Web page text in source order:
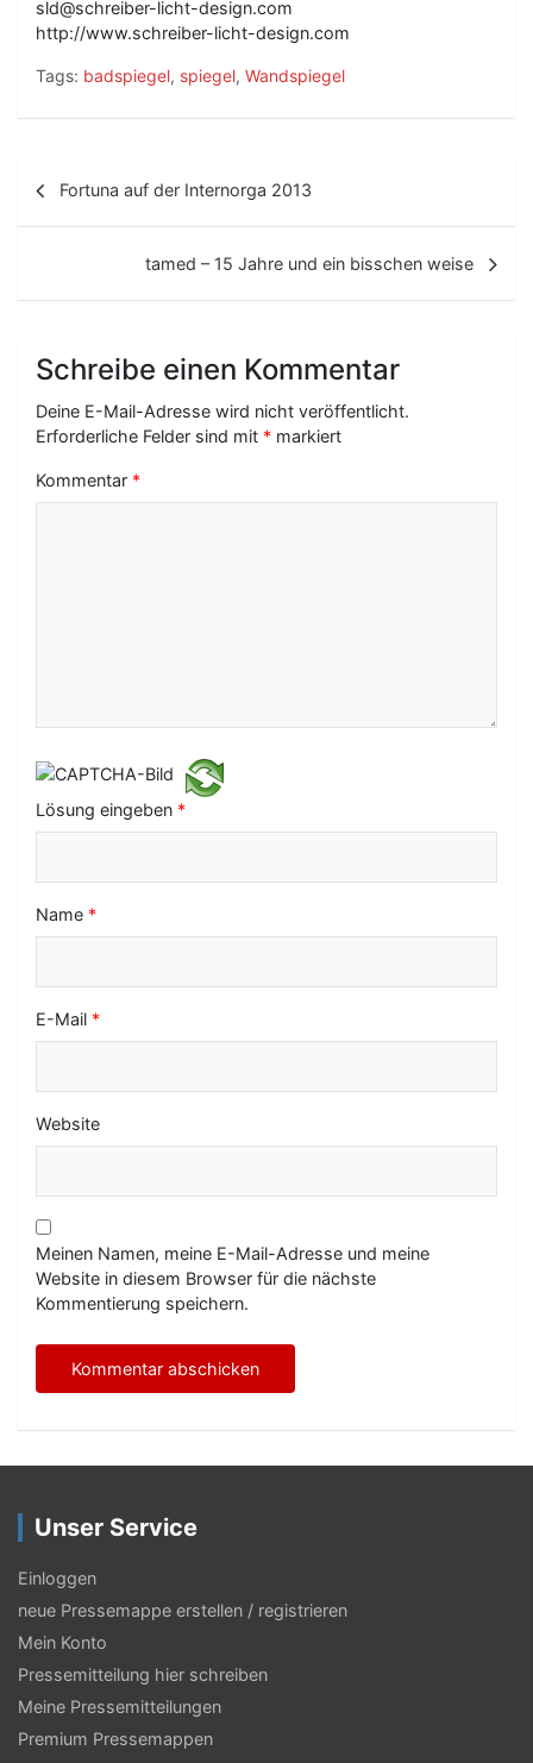
sld@schreiber-licht-design.com
http://www.schreiber-licht-design.com
Tags: badspiegel, spiegel, Wandspiegel
t
a
g
a
n
Fortuna auf der Internorga 2013
tamed – 15 Jahre und ein bisschen weise
Schreibe einen Kommentar
Deine E-Mail-Adresse wird nicht veröffentlicht.
Erforderliche Felder sind mit * markiert
Kommentar *
Lösung eingeben *
Name *
E-Mail *
Website
Meinen Namen, meine E-Mail-Adresse und meine
Website in diesem Browser für die nächste
Kommentierung speichern.
Unser Service
Einloggen
neue Pressemappe erstellen / registrieren
Mein Konto
Pressemitteilung hier schreiben
Meine Pressemitteilungen
Premium Pressemappen